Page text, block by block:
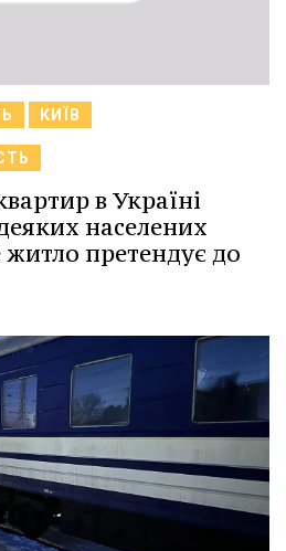
КИЇВ
в Україні
населених
претендує до